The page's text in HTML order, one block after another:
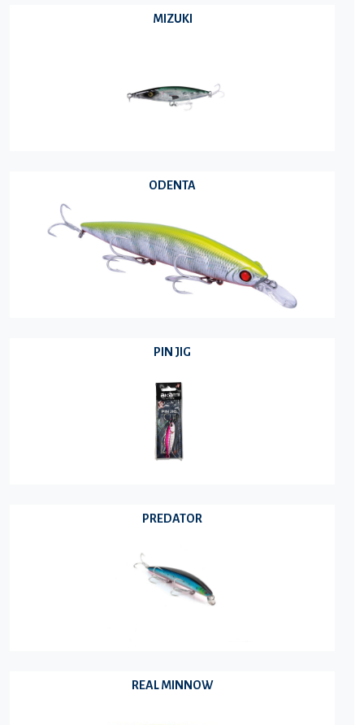
MIZUKI
ODENTA
PIN JIG
PREDATOR
REAL MINNOW